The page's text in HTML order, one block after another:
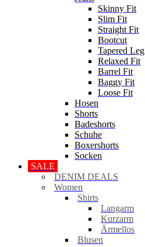
Skinny Fit
Slim Fit
Straight Fit
Bootcut
Tapered Leg
Relaxed Fit
Barrel Fit
Baggy Fit
Loose Fit
Hosen
Shorts
Badeshorts
Schuhe
Boxershorts
Socken
SALE
DENIM DEALS
Women
Shirts
Langarm
Kurzarm
Ärmellos
Blusen